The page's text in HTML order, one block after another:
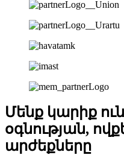
Մենք կարիք
օգնության,
արժեքները